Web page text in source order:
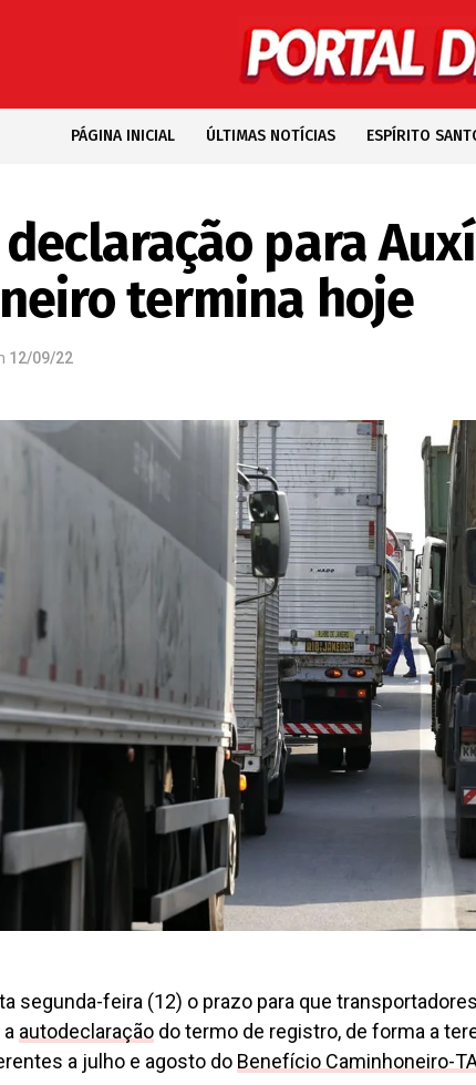
PÁGINA INICIAL ÚLTIMAS NOTÍCIAS ESPÍRITO
para
termina hoje
12/09/22
segunda-feira (12) o prazo para que
autodeclaração do termo de registro, de forma a
a julho e agosto do Benefício Caminhoneiro-